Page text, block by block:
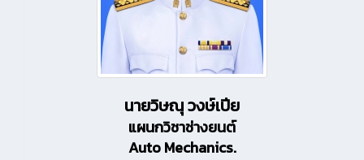
นายวิษณุ วงษ์เปีย
แผนกวิชาช่างยนต์
Auto Mechanics.